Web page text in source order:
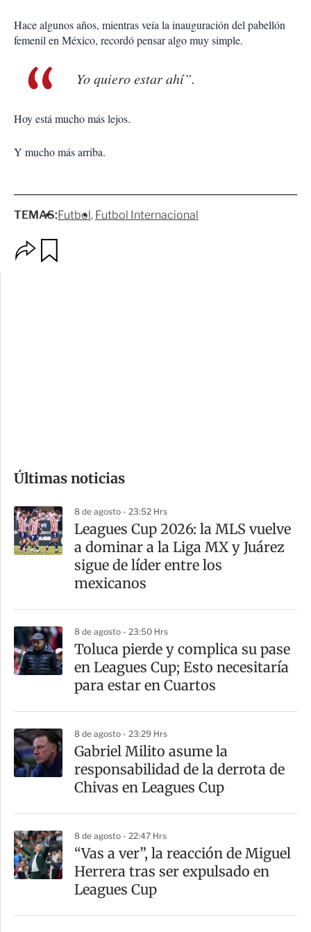
Hace algunos años, mientras veía la inauguración del pabellón
femenil en México, recordó pensar algo muy simple.
Yo quiero estar ahí”.
Hoy está mucho más lejos.
Y mucho más arriba.
TEMAS:Futbol Futbol Internacional
p
m
a
r
t
Últimas noticias
8 de agosto - 23:52 Hrs
Leagues Cup 2026: la MLS vuelve
a dominar a la Liga MX y Juárez
sigue de líder entre los
mexicanos
8 de agosto - 23:50 Hrs
Toluca pierde y complica su pase
en Leagues Cup; Esto necesitaría
para estar en Cuartos
8 de agosto - 23:29 Hrs
Gabriel Milito asume la
responsabilidad de la derrota de
Chivas en Leagues Cup
8 de agosto - 22:47 Hrs
“Vas a ver”, la reacción de Miguel
Herrera tras ser expulsado en
Leagues Cup